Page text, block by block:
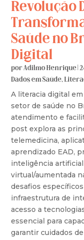
Revolução
Saúde no
Digital
porAdilmo Henrique|
Dados em Saúde,
A literacia digital
setor de saúde no
atendimento e
post explora as
telemedicina,
aprendizado EAD,
inteligência
virtual/aumentada
desafios
infraestrutura de
acesso a
essencial para
garantir cuidados